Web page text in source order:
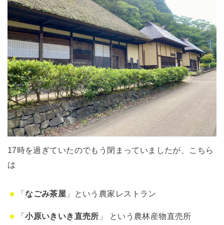
17時を過ぎていたのでもう閉まっていましたが、こちら
は
「なごみ茶屋 」という農家レストラン
「小原いきいき直売所 」 という農林産物直売所